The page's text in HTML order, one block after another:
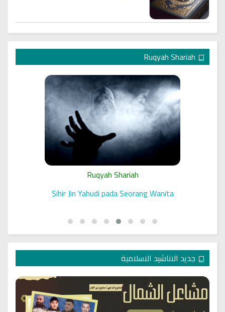
Ruqyah Shariah
Sihir Jin Yahudi pada Seorang Wanita
جديد الاناشيد الاسلامية